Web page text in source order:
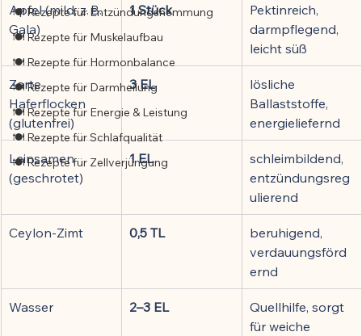
🍽️ Rezepte für Entzündungshemmung
🍽️ Rezepte für Muskelaufbau
🍽️ Rezepte für Hormonbalance
🍽️ Rezepte für Darmheilung
🍽️ Rezepte für Energie & Leistung
🍽️ Rezepte für Schlafqualität
🍽️ Rezepte für Zellverjüngung
Apfel (mild, z. B.
Gala)
1 Stück
Pektinreich,
darmpflegend,
leicht süß
Zarte
Haferflocken
(glutenfrei)
3 EL
lösliche
Ballaststoffe,
energieliefernd
Leinsamen
(geschrotet)
1 EL
schleimbildend,
entzündungsreg
ulierend
Ceylon-Zimt 0,5 TL
beruhigend,
verdauungsförd
ernd
Wasser 2–3 EL
Quellhilfe, sorgt
für weiche